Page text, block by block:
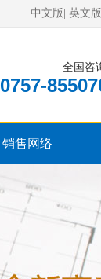
中文版 英文版
全国咨
0757-
销售网络